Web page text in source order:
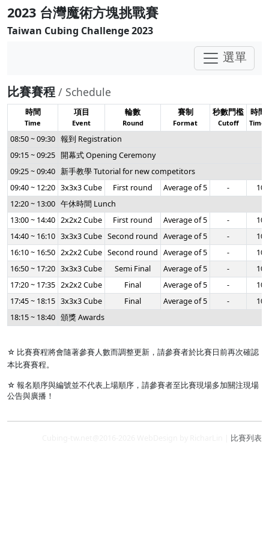
2023 台灣魔術方塊挑戰賽
Taiwan Cubing Challenge 2023
選單
比賽賽程 / Schedule
時間
Time
項目
Event
輪數
Round
賽制
Format
秒數門檻
Cutoff
時間
08:50 ~ 09:30 報到 Registration
09:15 ~ 09:25 開幕式 Opening Ceremony
09:25 ~ 09:40 新手教學 Tutorial for new competitors
09:40 ~ 12:20 3x3x3 Cube First round Average of 5 -
12:20 ~ 13:00 午休時間 Lunch
13:00 ~ 14:40 2x2x2 Cube First round Average of 5 -
14:40 ~ 16:10 3x3x3 Cube Second round Average of 5 -
16:10 ~ 16:50 2x2x2 Cube Second round Average of 5 -
16:50 ~ 17:20 3x3x3 Cube Semi Final Average of 5 -
17:20 ~ 17:35 2x2x2 Cube Final Average of 5 -
17:45 ~ 18:15 3x3x3 Cube Final Average of 5 -
18:15 ~ 18:40 頒獎 Awards
☆ 比賽賽程將會隨著參賽人數而調整更新，請參賽者於比賽日前再次確認
本比賽賽程。
☆ 報名順序與編號並不代表上場順序，請參賽者至比賽現場多加關注現場
公告與廣播！
比賽列表